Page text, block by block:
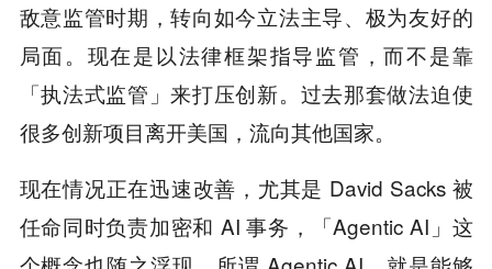
敌意监管时期，转向如今立法主导、极为友好的
局面。现在是以法律框架指导监管，而不是靠
「执法式监管」来打压创新。过去那套做法迫使
很多创新项目离开美国，流向其他国家。
现在情况正在迅速改善，尤其是 David Sacks 被
任命同时负责加密和 AI 事务，「Agentic AI」这